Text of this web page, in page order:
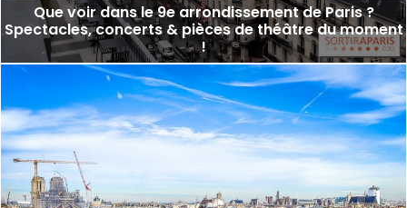
Que voir dans le 9e arrondissement de Paris ?
Spectacles, concerts & pièces de théâtre du moment
!